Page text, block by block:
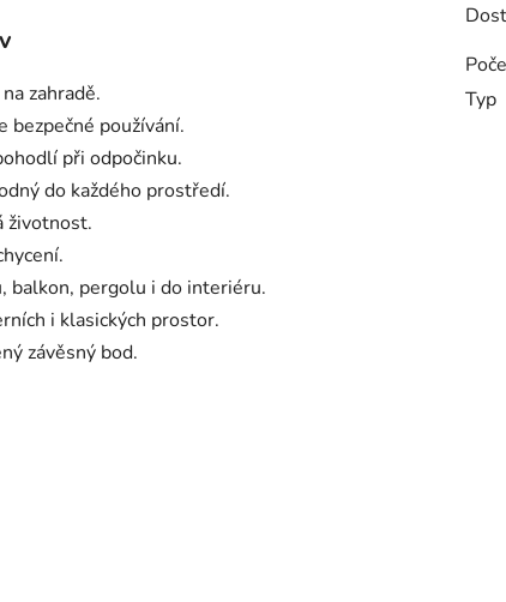
zahradě.
bezpečné používání.
při odpočinku.
do každého prostředí.
životnost.
balkon, pergolu i do interiéru.
i klasických prostor.
závěsný bod.
Typ